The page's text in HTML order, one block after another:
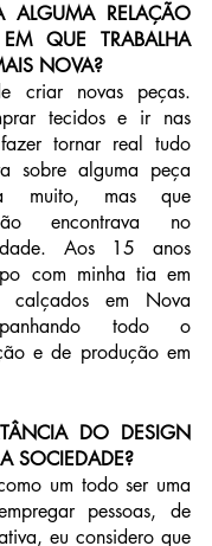
ALGUMA RELAÇÃO
QUE TRABALHA
NOVA?
criar novas peças.
tecidos e ir nas
tornar real tudo
sobre alguma peça
muito, mas que
encontrava no
Aos 15 anos
com minha tia em
calçados em Nova
todo o
e de produção em
DO DESIGN
SOCIEDADE?
um todo ser uma
pessoas, de
eu considero que